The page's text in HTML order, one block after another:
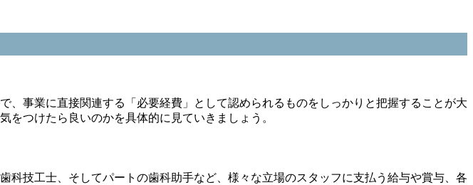
事業に直接関連する「必要経費」として認められるものをしっかりと把握することが大
つけたら良いのかを具体的に見ていきましょう。
技工士、そしてパートの歯科助手など、様々な立場のスタッフに支払う給与や賞与、各